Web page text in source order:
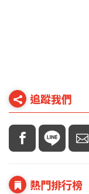
追蹤我們
熱門排行榜